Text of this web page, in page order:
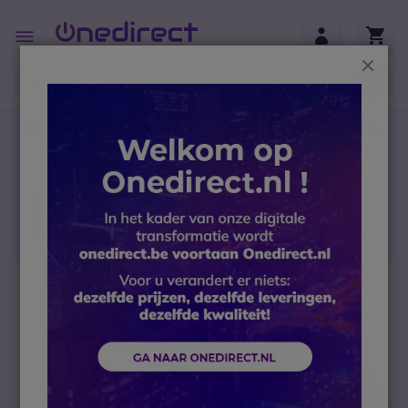
Toggle
Nav
btw)
Headsets
Accessoires
Vervanging headsets en onderdelen
Oorkussens ter vervanging voor Voyager Focus UC